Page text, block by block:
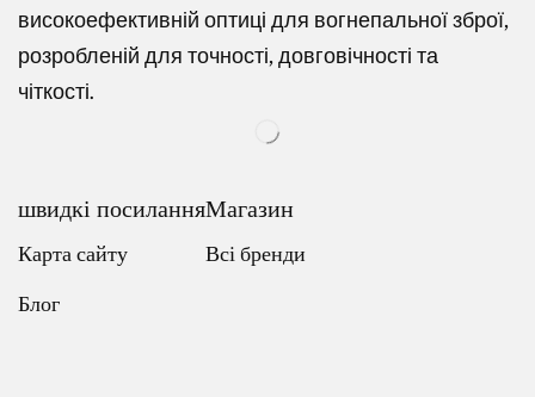
високоефективній оптиці для вогнепальної зброї,
розробленій для точності, довговічності та
чіткості.
швидкі посилання
Карта сайту
Блог
Магазин
Всі бренди